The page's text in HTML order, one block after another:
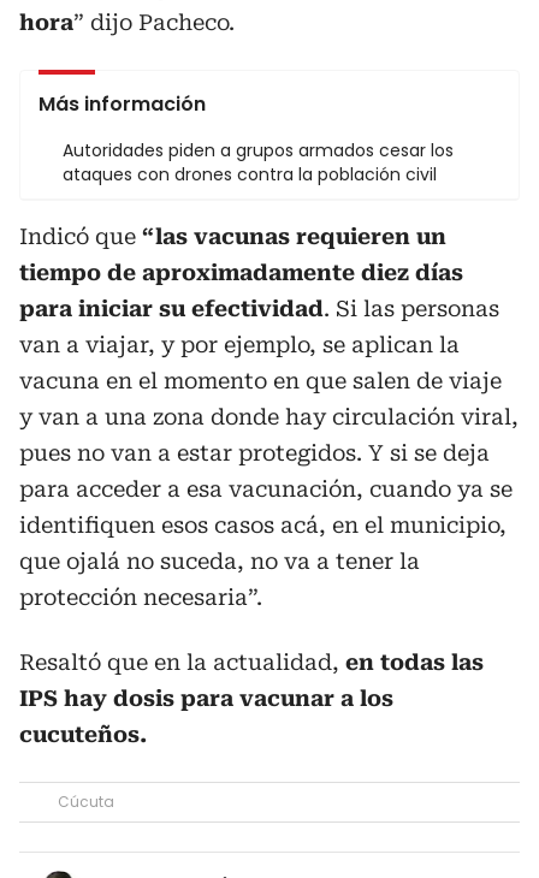
hora” dijo Pacheco.
Más información
Autoridades piden a grupos armados cesar los
ataques con drones contra la población civil
Indicó que “las vacunas requieren un
tiempo de aproximadamente diez días
para iniciar su efectividad. Si las personas
van a viajar, y por ejemplo, se aplican la
vacuna en el momento en que salen de viaje
y van a una zona donde hay circulación viral,
pues no van a estar protegidos. Y si se deja
para acceder a esa vacunación, cuando ya se
identifiquen esos casos acá, en el municipio,
que ojalá no suceda, no va a tener la
protección necesaria”.
Resaltó que en la actualidad, en todas las
IPS hay dosis para vacunar a los
cucuteños.
Cúcuta